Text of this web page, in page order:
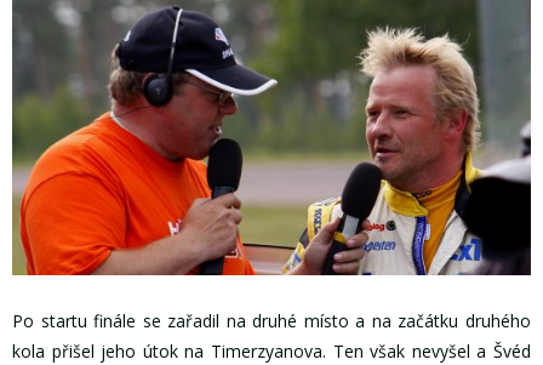
Po startu finále se zařadil na druhé místo a na začátku druhého
kola přišel jeho útok na Timerzyanova. Ten však nevyšel a Švéd